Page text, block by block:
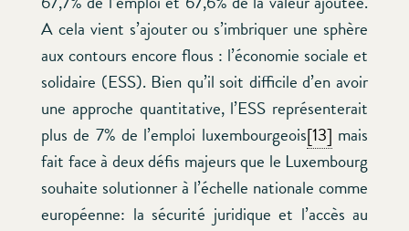
A cela vient s’ajouter ou s’imbriquer une sphère
aux contours encore flous : l’économie sociale et
solidaire (ESS). Bien qu’il soit difficile d’en avoir
une approche quantitative, l’ESS représenterait
plus de 7% de l’emploi luxembourgeois[13] mais
fait face à deux défis majeurs que le Luxembourg
souhaite solutionner à l’échelle nationale comme
européenne: la sécurité juridique et l’accès au